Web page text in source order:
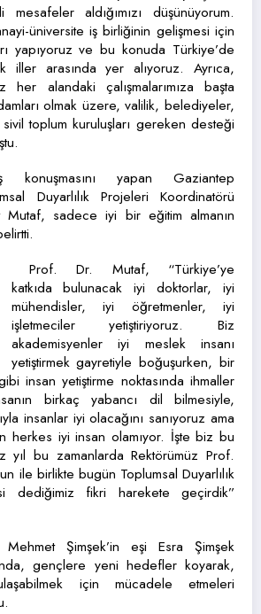
aldığımızı düşünüyorum.
üniversite iş birliğinin gelişmesi için
yapıyoruz ve bu konuda Türkiye’de
iller arasında yer alıyoruz. Ayrıca,
her alandaki çalışmalarımıza başta
olmak üzere, valilik, belediyeler,
toplum kuruluşları gereken desteği
konuşmasını yapan Gaziantep
Duyarlılık Projeleri Koordinatörü
sadece iyi bir eğitim almanın
Prof. Dr. Mutaf, “Türkiye’ye
katkıda bulunacak iyi doktorlar, iyi
mühendisler, iyi öğretmenler, iyi
işletmeciler yetiştiriyoruz. Biz
akademisyenler iyi meslek insanı
yetiştirmek gayretiyle boğuşurken, bir
insan yetiştirme noktasında ihmaller
birkaç yabancı dil bilmesiyle,
insanlar iyi olacağını sanıyoruz ama
herkes iyi insan olamıyor. İşte biz bu
yıl bu zamanlarda Rektörümüz Prof.
ile birlikte bugün Toplumsal Duyarlılık
dediğimiz fikri harekete geçirdik”
Mehmet Şimşek’in eşi Esra Şimşek
gençlere yeni hedefler koyarak,
için mücadele etmeleri